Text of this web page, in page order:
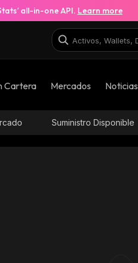
all-in-one API. Learn more
Cartera Mercados Noticias
Suministro Disponible